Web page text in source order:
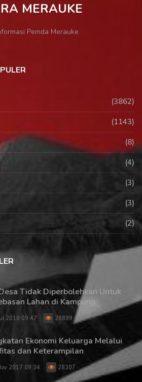
MERAUKE
Pemda Merauke
(3862)
(1143)
(8)
(4)
(3)
(3)
(2)
Tidak Diperbolehkan Untuk
Lahan di Kampung
2018 09:47 28899
Ekonomi Keluarga Melalui
dan Keterampilan
2017 09:34 28307